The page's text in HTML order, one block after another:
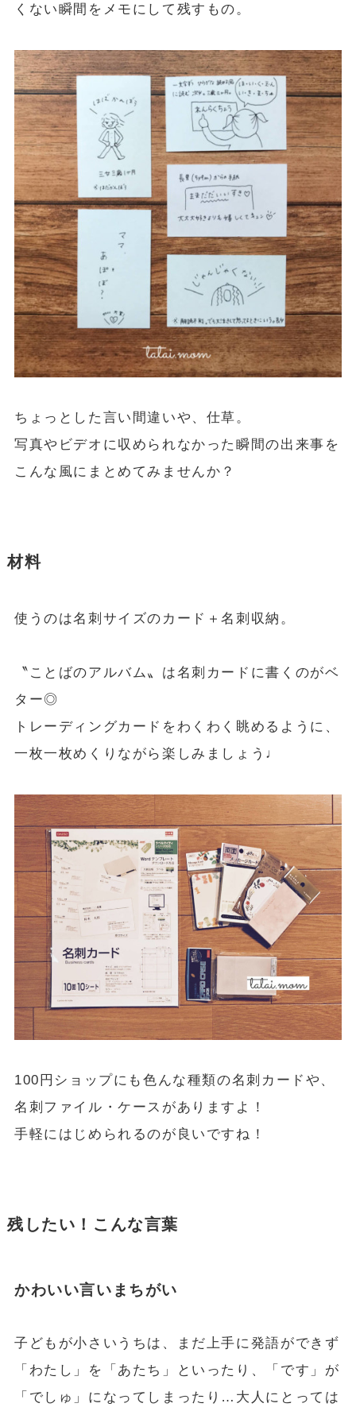
くない瞬間をメモにして残すもの。
ちょっとした言い間違いや、仕草。
写真やビデオに収められなかった瞬間の出来事を
こんな風にまとめてみませんか？
材料
使うのは名刺サイズのカード＋名刺収納。
〝ことばのアルバム〟は名刺カードに書くのがベ
ター◎
トレーディングカードをわくわく眺めるように、
一枚一枚めくりながら楽しみましょう♩
100円ショップにも色んな種類の名刺カードや、
名刺ファイル・ケースがありますよ！
手軽にはじめられるのが良いですね！
残したい！こんな言葉
かわいい言いまちがい
子どもが小さいうちは、まだ上手に発語ができず
「わたし」を「あたち」といったり、「です」が
「でしゅ」になってしまったり…大人にとっては